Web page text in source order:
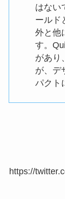
はない
ールド
外と他
す。
があり
が、デ
パクト
https://